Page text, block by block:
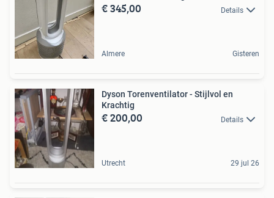
€ 345,00 Details
Almere Gisteren
Dyson Torenventilator - Stijlvol en
Krachtig
€ 200,00 Details
Utrecht 29 jul 26